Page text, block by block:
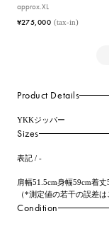
approx.XL
¥275,000 (tax-in)
Product Details
YKKジッパー
Sizes
表記 / -
肩幅51.5cm身幅59cm着丈
（*測定値の若干の誤差は
Condition